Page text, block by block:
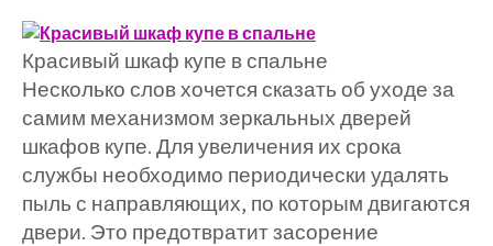
Красивый шкаф купе в спальне
Несколько слов хочется сказать об уходе за
самим механизмом зеркальных дверей
шкафов купе. Для увеличения их срока
службы необходимо периодически удалять
пыль с направляющих, по которым двигаются
двери. Это предотвратит засорение